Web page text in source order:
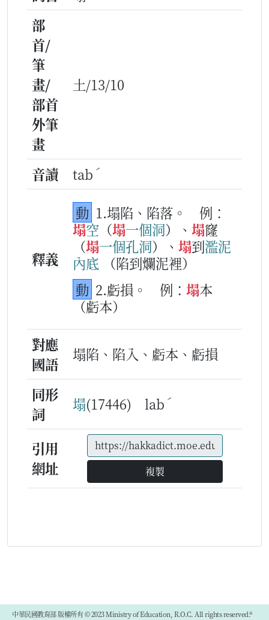
部
首/
筆
畫/
部首
外筆
畫
土/13/10
音讀 tab ˊ
釋義
動 1.塌陷、陷落。
例：
塌空 （塌一個洞）、 塌窿
（塌一個孔洞）、 塌到濫泥
內底
（陷到爛泥裡）
動 2.虧損。 例： 塌本
（虧本）
對應
國語
塌陷、陷入、虧本、虧損
同形
詞
塌(17446) lab ˊ
引用
網址
複製
中華民國教育部 版權所有 © 2023 Ministry of Education, R.O.C. All rights reserved.®